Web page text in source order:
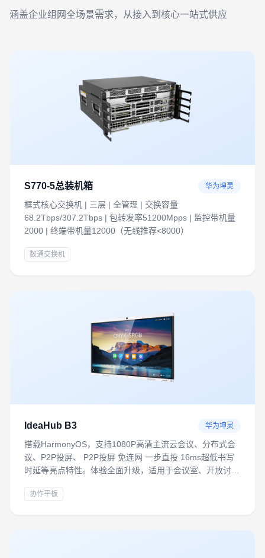
涵盖企业组网全场景需求，从接入到核心一站式供应
S770-5总装机箱 华为坤灵
框式核心交换机 | 三层 | 全管理 | 交换容量
68.2Tbps/307.2Tbps | 包转发率51200Mpps | 监控带机量
2000 | 终端带机量12000（无线推荐<8000）
数通交换机
IdeaHub B3 华为坤灵
搭载HarmonyOS，支持1080P高清主流云会议、分布式会
议、P2P投屏、 P2P投屏 免连网 一步直投 16ms超低书写
时延等亮点特性。体验全面升级，适用于会议室、开放讨论
协作平板